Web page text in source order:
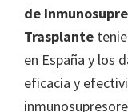
de
Trasplante
en España y los
eficacia y